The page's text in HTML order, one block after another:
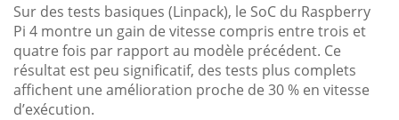
Sur des tests basiques (Linpack), le SoC du Raspberry
Pi 4 montre un gain de vitesse compris entre trois et
quatre fois par rapport au modèle précédent. Ce
résultat est peu significatif, des tests plus complets
affichent une amélioration proche de 30 % en vitesse
d’exécution.